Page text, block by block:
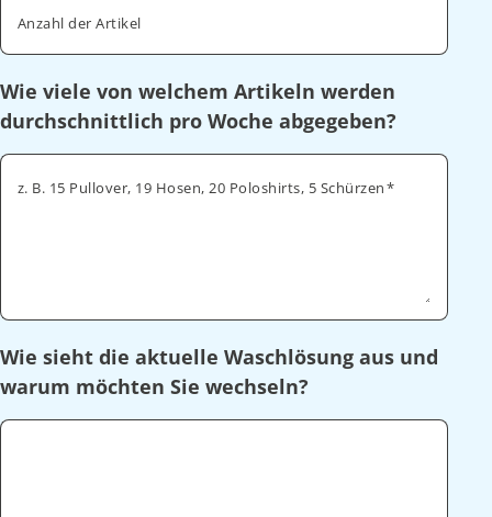
Anzahl der Artikel
Wie viele von welchem Artikeln werden
durchschnittlich pro Woche abgegeben?
z. B. 15 Pullover, 19 Hosen, 20 Poloshirts, 5 Schürzen
Wie sieht die aktuelle Waschlösung aus und
warum möchten Sie wechseln?